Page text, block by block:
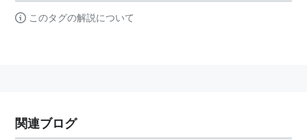
このタグの解説について
関連ブログ